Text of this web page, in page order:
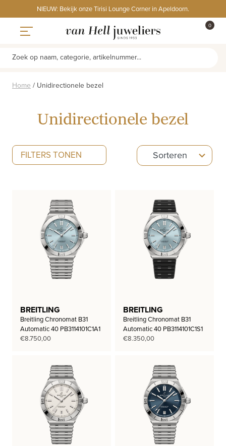
to
content
NIEUW: Bekijk onze Tirisi Lounge Corner in Apeldoorn.
0
Zoek op naam, categorie, artikelnummer...
Home / Unidirectionele bezel
Unidirectionele bezel
FILTERS TONEN Sorteren
5
results
BREITLING
Breitling Chronomat B31
Automatic 40 PB3114101C1A1
€8.750,00
BREITLING
Breitling Chronomat B31
Automatic 40 PB3114101C1S1
€8.350,00